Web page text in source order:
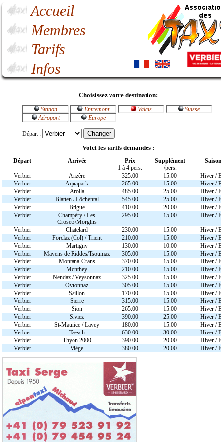
Accueil
Membres
Tarifs
Infos
Choisissez votre destination:
Station Entremont Valais
Suisse
Aéroport
Europe
Départ :
Voici les tarifs demandés :
Départ Arrivée
Prix
1 à 4 pers.
Supplément
/pers.
Saison
Verbier Anzère 325.00 15.00
Hiver /
Verbier
Aquapark 265.00 15.00
Hiver /
Verbier
Arolla 485.00 25.00
Hiver /
Verbier
Blatten / Löchental 545.00 25.00
Hiver /
Verbier
Brigue 410.00 20.00
Hiver /
Verbier
Champéry / Les
Crosets/Morgins
295.00 15.00 Hiver /
Verbier Chatelard 230.00 15.00
Hiver /
Verbier
Forclaz (Col) / Trient 210.00 15.00
Hiver /
Verbier
Martigny 130.00 10.00
Hiver /
Verbier
Mayens de Riddes/Tsoumaz 305.00 15.00
Hiver /
Verbier
Montana-Crans 370.00 15.00
Hiver /
Verbier
Monthey 210.00 15.00
Hiver /
Verbier
Nendaz / Veysonnaz 325.00 15.00
Hiver /
Verbier
Ovronnaz 305.00 15.00
Hiver /
Verbier
Saillon 170.00 15.00
Hiver /
Verbier
Sierre 315.00 15.00
Hiver /
Verbier
Sion 265.00 15.00
Hiver /
Verbier
Siviez 390.00 25.00
Hiver /
Verbier
St-Maurice / Lavey 180.00 15.00
Hiver /
Verbier
Taesch 630.00 30.00
Hiver /
Verbier
Thyon 2000 390.00 20.00
Hiver /
Verbier
Viège 380.00 20.00 Hiver /